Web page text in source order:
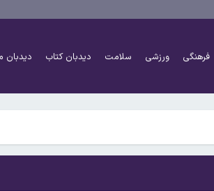
فرهنگی ورزشی سلامت دیدبان کتاب